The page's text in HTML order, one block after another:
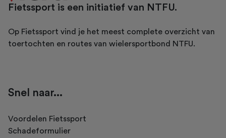
Fietssport is een initiatief van NTFU.
Op Fietssport vind je het meest complete overzicht van
toertochten en routes van wielersportbond NTFU.
Snel naar...
Voordelen Fietssport
Schadeformulier